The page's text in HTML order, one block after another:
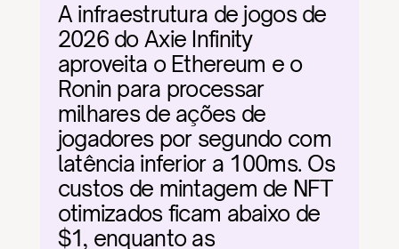
A infraestrutura de jogos de
2026 do Axie Infinity
aproveita o Ethereum e o
Ronin para processar
milhares de ações de
jogadores por segundo com
latência inferior a 100ms. Os
custos de mintagem de NFT
otimizados ficam abaixo de
$1, enquanto as